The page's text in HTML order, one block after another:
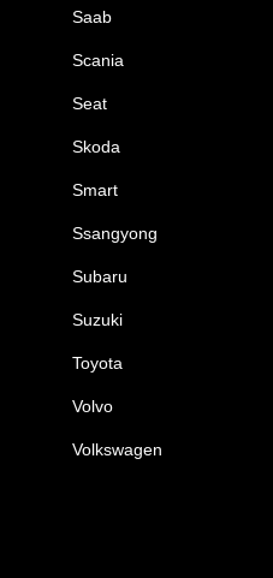
Saab
Scania
Seat
Skoda
Smart
Ssangyong
Subaru
Suzuki
Toyota
Volvo
Volkswagen